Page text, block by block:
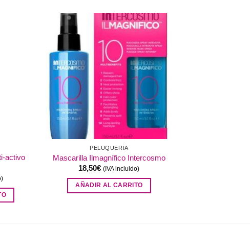
activo
Añadir
a la
lista de
deseos
PELUQUERÍA
Mascarilla Ilmagnífico Intercosmo
18,50€ (IVA incluido)
AÑADIR AL CARRITO